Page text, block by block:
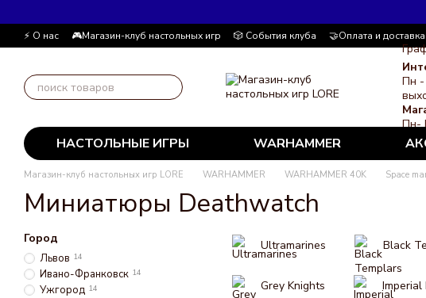
⚡ О нас 🎮Магазин-клуб настольных игр 🎲 События клуба 🤝Оплата и доставка
Автор блога
📰 Пользовательское соглашение 💸 Накопительная система
Пн -
Пн-
НАСТОЛЬНЫЕ ИГРЫ WARHAMMER
Магазин-клуб настольных игр LORE WARHAMMER WARHAMMER 40K Space
Миниатюры Deathwatch
Ultramarines Black
Grey Knights Imperial
Город
Львов 14
Ивано-Франковск 14
Ужгород 14